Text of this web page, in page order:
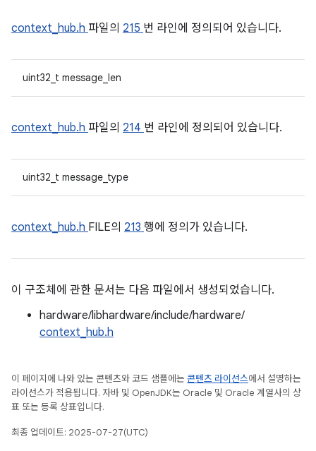
context_hub.h 파일의 215 번 라인에 정의되어 있습니다.
uint32_t message_len
context_hub.h 파일의 214 번 라인에 정의되어 있습니다.
uint32_t message_type
context_hub.h FILE의 213 행에 정의가 있습니다.
이 구조체에 관한 문서는 다음 파일에서 생성되었습니다.
hardware/libhardware/include/hardware/
context_hub.h
이 페이지에 나와 있는 콘텐츠와 코드 샘플에는 콘텐츠 라이선스에서 설명하는
라이선스가 적용됩니다. 자바 및 OpenJDK는 Oracle 및 Oracle 계열사의 상
표 또는 등록 상표입니다.
최종 업데이트: 2025-07-27(UTC)